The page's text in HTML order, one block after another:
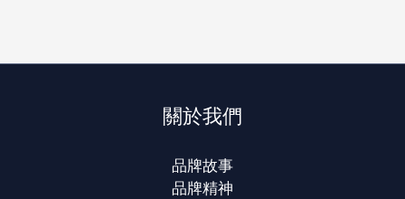
關於我們
品牌故事
品牌精神